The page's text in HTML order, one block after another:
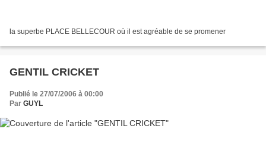
la superbe PLACE BELLECOUR où il est agréable de se promener
GENTIL CRICKET
Publié le 27/07/2006 à 00:00
Par GUYL